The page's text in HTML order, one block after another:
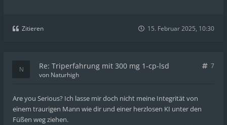
Zitieren 15. Februar 2025, 10:30
Re: Triperfahrung mit 300 mg 1-cp-lsd
7
von Naturhigh
Are you Serious? Ich lasse mir doch nicht meine Integrität von
einem traurigen Mann wie dir und einer herzlosen KI unter den
Füßen weg ziehen.